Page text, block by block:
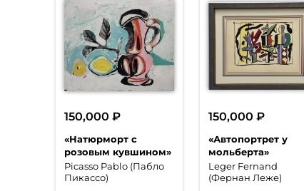
«Натюрморт с
розовым кувшином»
Picasso Pablo (Пабло
Пикассо)
150,000₽
«Автопортрет у
мольберта»
Leger Fernand
(Фернан Леже)
150,000 ₽